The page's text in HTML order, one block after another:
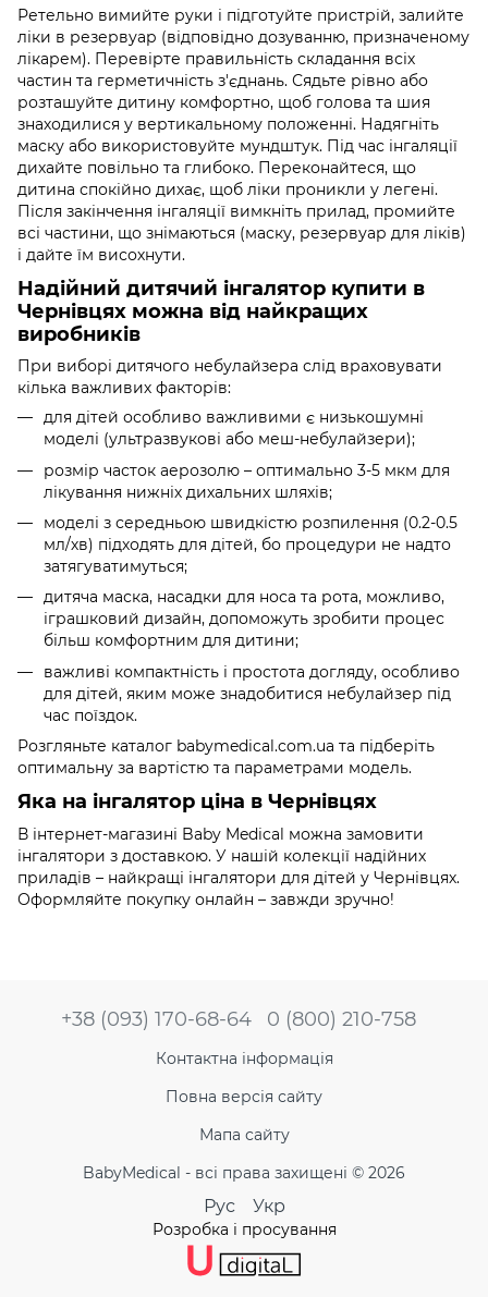
Ретельно вимийте руки і підготуйте пристрій, залийте
ліки в резервуар (відповідно дозуванню, призначеному
лікарем). Перевірте правильність складання всіх
частин та герметичність з'єднань. Сядьте рівно або
розташуйте дитину комфортно, щоб голова та шия
знаходилися у вертикальному положенні. Надягніть
маску або використовуйте мундштук. Під час інгаляції
дихайте повільно та глибоко. Переконайтеся, що
дитина спокійно дихає, щоб ліки проникли у легені.
Після закінчення інгаляції вимкніть прилад, промийте
всі частини, що знімаються (маску, резервуар для ліків)
і дайте їм висохнути.
Надійний дитячий інгалятор купити в
Чернівцях можна від найкращих
виробників
При виборі дитячого небулайзера слід враховувати
кілька важливих факторів:
для дітей особливо важливими є низькошумні
моделі (ультразвукові або меш-небулайзери);
розмір часток аерозолю – оптимально 3-5 мкм для
лікування нижніх дихальних шляхів;
моделі з середньою швидкістю розпилення (0.2-0.5
мл/хв) підходять для дітей, бо процедури не надто
затягуватимуться;
дитяча маска, насадки для носа та рота, можливо,
іграшковий дизайн, допоможуть зробити процес
більш комфортним для дитини;
важливі компактність і простота догляду, особливо
для дітей, яким може знадобитися небулайзер під
час поїздок.
Розгляньте каталог babymedical.com.ua та підберіть
оптимальну за вартістю та параметрами модель.
Яка на інгалятор ціна в Чернівцях
В інтернет-магазині Baby Medical можна замовити
інгалятори з доставкою. У нашій колекції надійних
приладів – найкращі інгалятори для дітей у Чернівцях.
Оформляйте покупку онлайн – завжди зручно!
+38 (093) 170-68-64 0 (800) 210-758
Контактна інформація
Повна версія сайту
Мапа сайту
BabyMedical - всі права захищені © 2026
Рус Укр
Розробка і просування